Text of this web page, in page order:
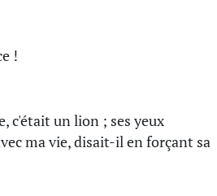
!
c'était un lion ; ses yeux
ma vie, disait-il en forçant sa